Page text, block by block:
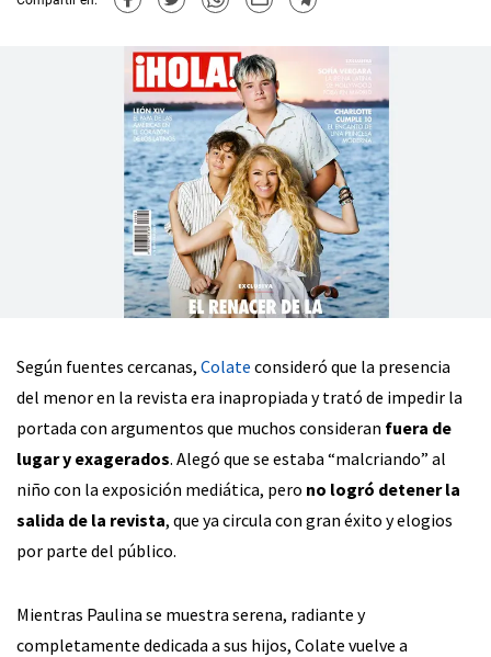
Según fuentes cercanas, Colate consideró que la presencia
del menor en la revista era inapropiada y trató de impedir la
portada con argumentos que muchos consideran fuera de
lugar y exagerados. Alegó que se estaba “malcriando” al
niño con la exposición mediática, pero no logró detener la
salida de la revista, que ya circula con gran éxito y elogios
por parte del público.
Mientras Paulina se muestra serena, radiante y
completamente dedicada a sus hijos, Colate vuelve a